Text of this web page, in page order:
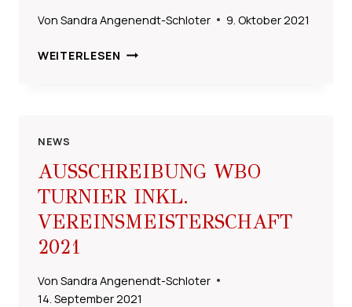
Von Sandra Angenendt-Schloter 9. Oktober 2021
WEITERLESEN !!
VEREINSMEISTERSCHAFT
WIRD
AM
MONTAG
!!
NEWS
AUSSCHREIBUNG WBO
TURNIER INKL.
VEREINSMEISTERSCHAFT
2021
Von Sandra Angenendt-Schloter
14. September 2021